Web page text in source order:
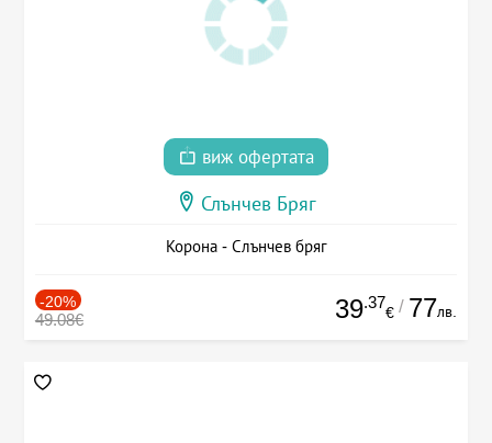
виж офертата
Слънчев Бряг
Корона - Слънчев бряг
-20%
49.08€ 39.37
€ / 77лв.